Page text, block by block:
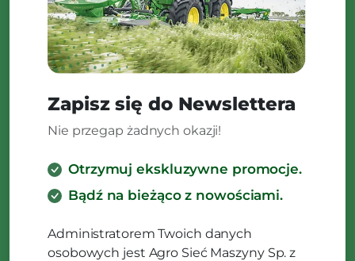
Zapisz się do Newslettera
Nie przegap żadnych okazji!
Otrzymuj ekskluzywne promocje.
Bądź na bieżąco z nowościami.
Administratorem Twoich danych
osobowych jest Agro Sieć Maszyny Sp. z